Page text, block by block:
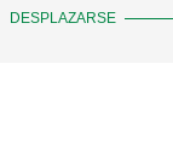
DESPLAZARSE